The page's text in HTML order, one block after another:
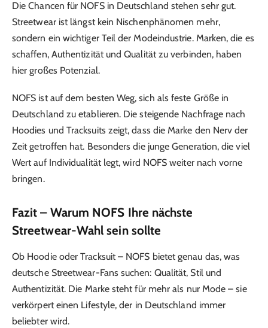
Die Chancen für NOFS in Deutschland stehen sehr gut.
Streetwear ist längst kein Nischenphänomen mehr,
sondern ein wichtiger Teil der Modeindustrie. Marken, die es
schaffen, Authentizität und Qualität zu verbinden, haben
hier großes Potenzial.
NOFS ist auf dem besten Weg, sich als feste Größe in
Deutschland zu etablieren. Die steigende Nachfrage nach
Hoodies und Tracksuits zeigt, dass die Marke den Nerv der
Zeit getroffen hat. Besonders die junge Generation, die viel
Wert auf Individualität legt, wird NOFS weiter nach vorne
bringen.
Fazit – Warum NOFS Ihre nächste
Streetwear-Wahl sein sollte
Ob Hoodie oder Tracksuit – NOFS bietet genau das, was
deutsche Streetwear-Fans suchen: Qualität, Stil und
Authentizität. Die Marke steht für mehr als nur Mode – sie
verkörpert einen Lifestyle, der in Deutschland immer
beliebter wird.